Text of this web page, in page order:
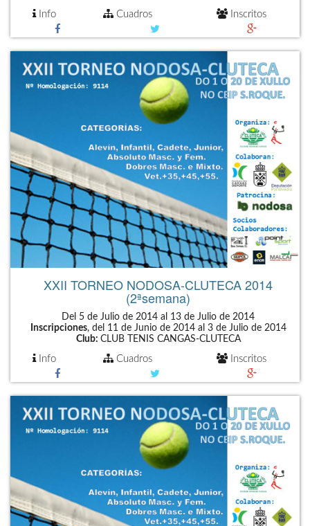
Info Cuadros Inscritos
XXII TORNEO NODOSA-CLUTECA 2014
(2ªsemana)
Del 5 de Julio de 2014 al 13 de Julio de 2014
Inscripciones, del 11 de Junio de 2014 al 3 de Julio de 2014
Club: CLUB TENIS CANGAS-CLUTECA
Info Cuadros Inscritos